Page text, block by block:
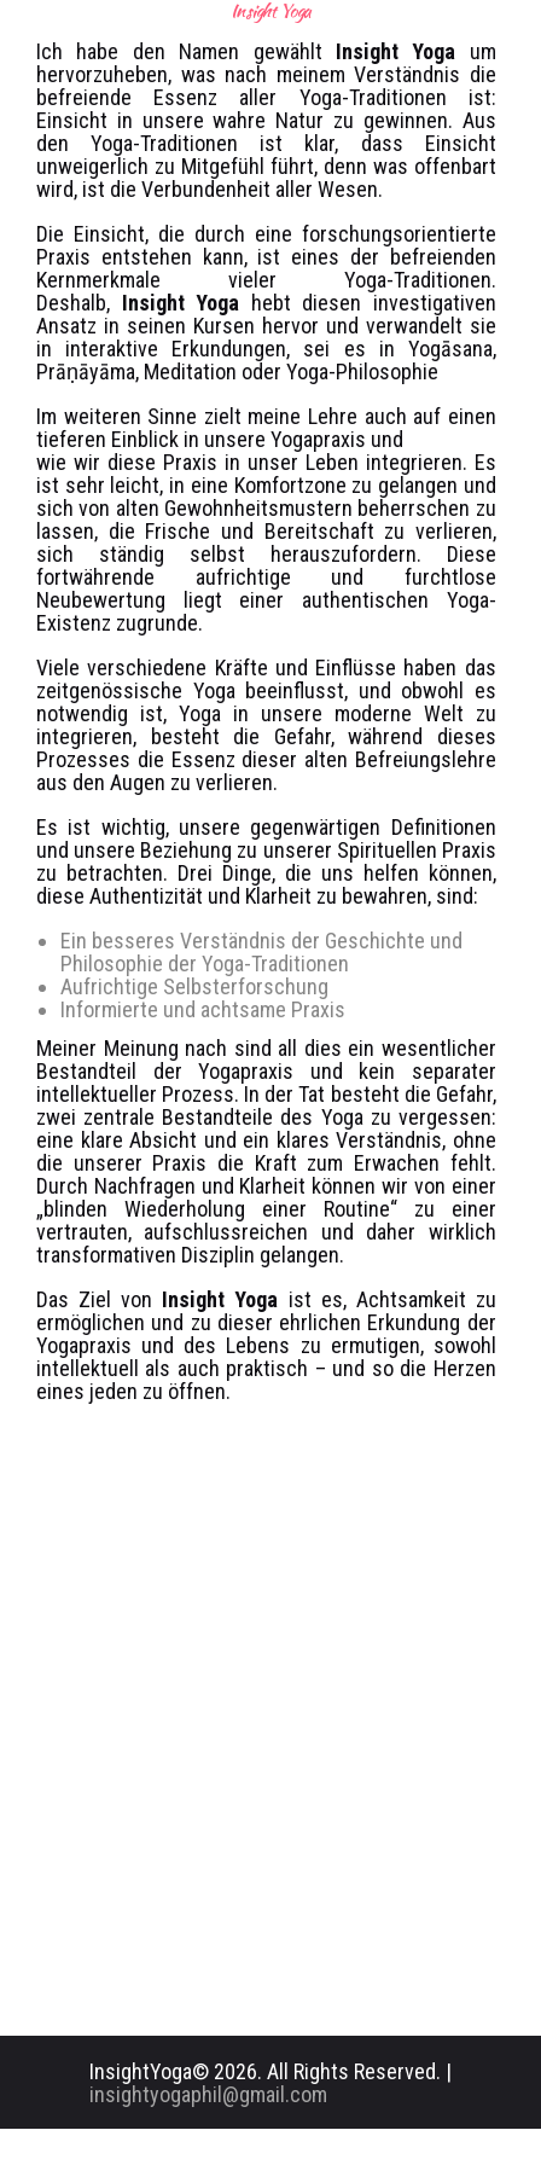
Insight Yoga
Ich habe den Namen gewählt Insight Yoga um
hervorzuheben, was nach meinem Verständnis die
befreiende Essenz aller Yoga-Traditionen ist:
Einsicht in unsere wahre Natur zu gewinnen. Aus
den Yoga-Traditionen ist klar, dass Einsicht
unweigerlich zu Mitgefühl führt, denn was offenbart
wird, ist die Verbundenheit aller Wesen.
Die Einsicht, die durch eine forschungsorientierte
Praxis entstehen kann, ist eines der befreienden
Kernmerkmale vieler Yoga-Traditionen.
Deshalb, Insight Yoga hebt diesen investigativen
Ansatz in seinen Kursen hervor und verwandelt sie
in interaktive Erkundungen, sei es in Yogāsana,
Prāṇāyāma, Meditation oder Yoga-Philosophie
Im weiteren Sinne zielt meine Lehre auch auf einen
tieferen Einblick in unsere Yogapraxis und
wie wir diese Praxis in unser Leben integrieren. Es
ist sehr leicht, in eine Komfortzone zu gelangen und
sich von alten Gewohnheitsmustern beherrschen zu
lassen, die Frische und Bereitschaft zu verlieren,
sich ständig selbst herauszufordern. Diese
fortwährende aufrichtige und furchtlose
Neubewertung liegt einer authentischen Yoga-
Existenz zugrunde.
Viele verschiedene Kräfte und Einflüsse haben das
zeitgenössische Yoga beeinflusst, und obwohl es
notwendig ist, Yoga in unsere moderne Welt zu
integrieren, besteht die Gefahr, während dieses
Prozesses die Essenz dieser alten Befreiungslehre
aus den Augen zu verlieren.
Es ist wichtig, unsere gegenwärtigen Definitionen
und unsere Beziehung zu unserer Spirituellen Praxis
zu betrachten. Drei Dinge, die uns helfen können,
diese Authentizität und Klarheit zu bewahren, sind:
Ein besseres Verständnis der Geschichte und
Philosophie der Yoga-Traditionen
Aufrichtige Selbsterforschung
Informierte und achtsame Praxis
Meiner Meinung nach sind all dies ein wesentlicher
Bestandteil der Yogapraxis und kein separater
intellektueller Prozess. In der Tat besteht die Gefahr,
zwei zentrale Bestandteile des Yoga zu vergessen:
eine klare Absicht und ein klares Verständnis, ohne
die unserer Praxis die Kraft zum Erwachen fehlt.
Durch Nachfragen und Klarheit können wir von einer
„blinden Wiederholung einer Routine“ zu einer
vertrauten, aufschlussreichen und daher wirklich
transformativen Disziplin gelangen.
Das Ziel von Insight Yoga ist es, Achtsamkeit zu
ermöglichen und zu dieser ehrlichen Erkundung der
Yogapraxis und des Lebens zu ermutigen, sowohl
intellektuell als auch praktisch – und so die Herzen
eines jeden zu öffnen.
InsightYoga© 2026. All Rights Reserved. |
insightyogaphil@gmail.com